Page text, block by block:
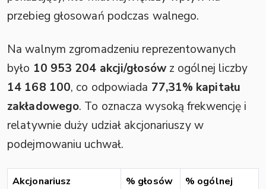
przebieg głosowań podczas walnego.
Na walnym zgromadzeniu reprezentowanych
było 10 953 204 akcji/głosówz ogólnej liczby
14 168 100, co odpowiada 77,31% kapitału
zakładowego. To oznacza wysoką frekwencję i
relatywnie duży udział akcjonariuszy w
podejmowaniu uchwał.
Akcjonariusz
% głosów
% ogólnej